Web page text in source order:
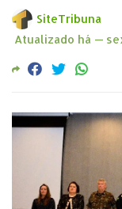
SiteTribuna
Atualizado há —